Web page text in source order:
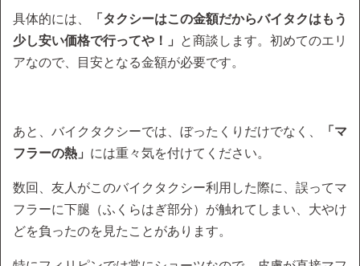
具体的には、
「タクシーはこの金額だからバイタクはもう
少し安い価格で行ってや！」
と商談します。初めてのエリ
アなので、目安となる金額が必要です。
あと、バイクタクシーでは、ぼったくりだけでなく、
「マ
フラーの熱」 には重々気を付けてください。
数回、友人がこのバイクタクシー利用した際に、誤ってマ
フラーに下腿（ふくらはぎ部分）が触れてしまい、大やけ
どを負ったのを見たことがあります。